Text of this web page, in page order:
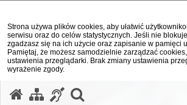
Strona używa plików cookies, aby ułatwić
serwisu oraz do celów statystycznych. Jeśli nie
zgadzasz się na ich użycie oraz zapisanie w pamięci
Pamiętaj, że możesz samodzielnie zarządzać
ustawienia przeglądarki. Brak zmiany ustawienia
wyrażenie zgody.